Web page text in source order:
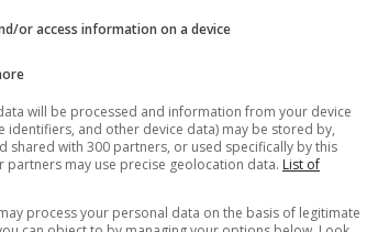
. Portant le chapeau pour un interrogatoire
de la CIA est à son tour enlevé et placé en
sur mes écrans
or access information on a device
will be processed and information from your device
identifiers, and other device data) may be stored by,
shared with 300 partners, or used specifically by this
partners may use precise geolocation data. List of
process your personal data on the basis of legitimate